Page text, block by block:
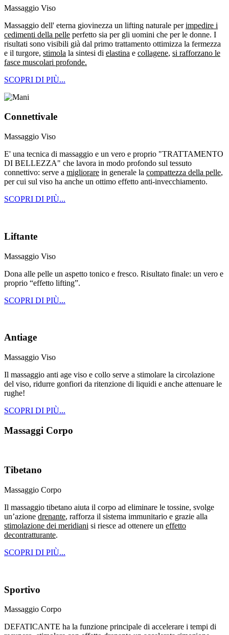
Massaggio Viso
Massaggio dell' eterna giovinezza un lifting naturale perimpedire i
cedimenti della pelle perfetto sia per gli uomini che per le donne. I
risultati sono visibili già dal primo trattamento ottimizza la fermezza
e il turgore, stimola la sintesi di elastina e collagene, si rafforzano le
fasce muscolari profonde.
SCOPRI DI PIÙ...
Connettivale
Massaggio Viso
E' una tecnica di massaggio e un vero e proprio "TRATTAMENTO
DI BELLEZZA" che lavora in modo profondo sul tessuto
connettivo: serve a migliorare in generale la compattezza della pelle,
per cui sul viso ha anche un ottimo effetto anti-invecchiamento.
SCOPRI DI PIÙ...
Liftante
Massaggio Viso
Dona alle pelle un aspetto tonico e fresco. Risultato finale: un vero e
proprio “effetto lifting”.
SCOPRI DI PIÙ...
Antiage
Massaggio Viso
Il massaggio anti age viso e collo serve a stimolare la circolazione
del viso, ridurre gonfiori da ritenzione di liquidi e anche attenuare le
rughe!
SCOPRI DI PIÙ...
Massaggi Corpo
Tibetano
Massaggio Corpo
Il massaggio tibetano aiuta il corpo ad eliminare le tossine, svolge
un’azione drenante, rafforza il sistema immunitario e grazie alla
stimolazione dei meridiani si riesce ad ottenere un effetto
decontratturante.
SCOPRI DI PIÙ...
Sportivo
Massaggio Corpo
DEFATICANTE ha la funzione principale di accelerare i tempi di